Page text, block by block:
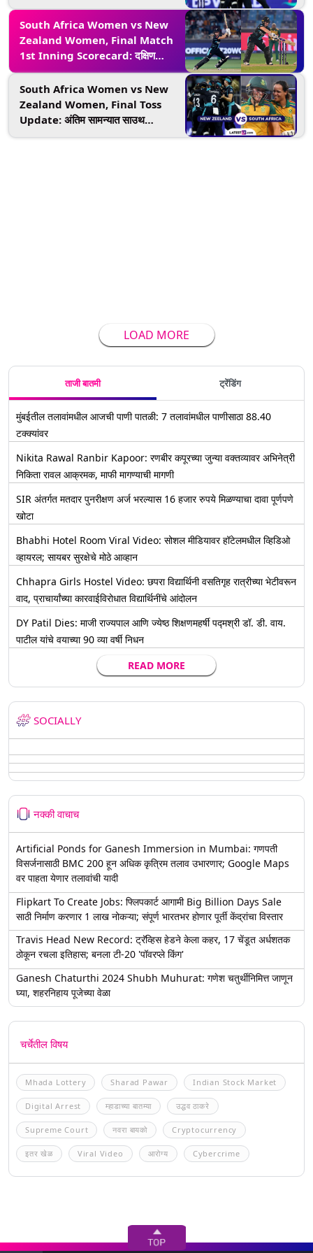
दक्षिण आफ्रिकेला पराभूत करून न्यूझीलंड
बनला T20 वर्ल्ड चॅम्पियन, अमेलिया केरची
अष्टपैलू खेळी
South Africa Women vs New
Zealand Women, Final Match
1st Inning Scorecard: दक्षिण
आफ्रिकेला न्यूझीलंडने दिले 159 धावांचे
लक्ष्य, अमेलिया केर आणि ब्रुक हॉलिडे यांची
झंझावाती खेळी
South Africa Women vs New
Zealand Women, Final Toss
Update: अंतिम सामन्यात साउथ
LOAD MORE
ताजी बातमी ट्रेंडिंग
मुंबईतील तलावांमधील आजची पाणी पातळी: 7 तलावांमधील पाणीसाठा 88.40
टक्क्यांवर
Nikita Rawal Ranbir Kapoor: रणबीर कपूरच्या जुन्या वक्तव्यावर अभिनेत्री
निकिता रावल आक्रमक, माफी मागण्याची मागणी
SIR अंतर्गत मतदार पुनरीक्षण अर्ज भरल्यास 16 हजार रुपये मिळण्याचा दावा पूर्णपणे
खोटा
Bhabhi Hotel Room Viral Video: सोशल मीडियावर हॉटेलमधील व्हिडिओ
व्हायरल; सायबर सुरक्षेचे मोठे आव्हान
Chhapra Girls Hostel Video: छपरा विद्यार्थिनी वसतिगृह रात्रीच्या भेटीवरून
वाद, प्राचार्यांच्या कारवाईविरोधात विद्यार्थिनींचे आंदोलन
DY Patil Dies: माजी राज्यपाल आणि ज्येष्ठ शिक्षणमहर्षी पद्मश्री डॉ. डी. वाय.
पाटील यांचे वयाच्या 90 व्या वर्षी निधन
READ MORE
SOCIALLY
नक्की वाचाच
Artificial Ponds for Ganesh Immersion in Mumbai: गणपती
विसर्जनासाठी BMC 200 हून अधिक कृत्रिम तलाव उभारणार; Google Maps
वर पाहता येणार तलावांची यादी
Flipkart To Create Jobs: फ्लिपकार्ट आगामी Big Billion Days Sale
साठी निर्माण करणार 1 लाख नोकऱ्या; संपूर्ण भारतभर होणार पूर्ती केंद्रांचा विस्तार
Travis Head New Record: ट्रॅव्हिस हेडने केला कहर, 17 चेंडूत अर्धशतक
ठोकून रचला इतिहास; बनला टी-20 'पॉवरप्ले किंग'
Ganesh Chaturthi 2024 Shubh Muhurat: गणेश चतुर्थीनिमित्त जाणून
घ्या, शहरनिहाय पूजेच्या वेळा
चर्चेतील विषय
Mhada Lottery Sharad Pawar Indian Stock Market
Digital Arrest म्हाडाच्या बातम्या उद्धव ठाकरे
Supreme Court नवरा बायको Cryptocurrency
इतर खेळ Viral Video आरोग्य Cybercrime